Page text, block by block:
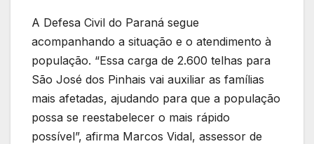
A Defesa Civil do Paraná segue
acompanhando a situação e o atendimento à
população. “Essa carga de 2.600 telhas para
São José dos Pinhais vai auxiliar as famílias
mais afetadas, ajudando para que a população
possa se reestabelecer o mais rápido
possível”, afirma Marcos Vidal, assessor de